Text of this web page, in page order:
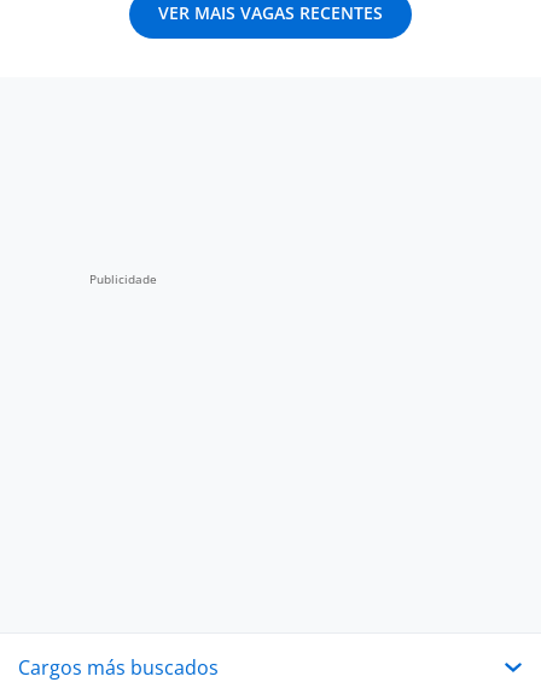
VER MAIS VAGAS RECENTES
Cargos más buscados